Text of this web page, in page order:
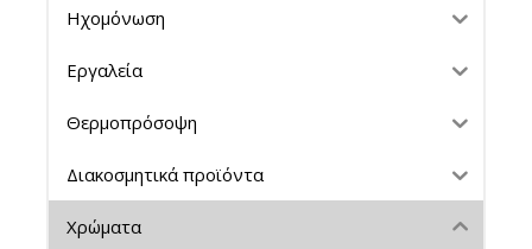
Ηχομόνωση
Εργαλεία
Θερμοπρόσοψη
Διακοσμητικά προϊόντα
Χρώματα